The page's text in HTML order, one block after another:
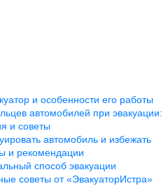
и особенности его работы
автомобилей при эвакуации:
и советы
автомобиль и избежать
и рекомендации
способ эвакуации
советы от «ЭвакуаторИстра»